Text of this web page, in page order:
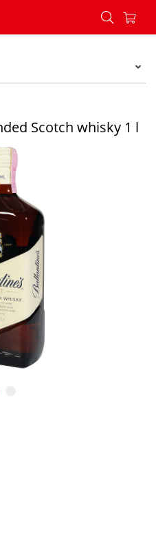
Scotch whisky 1 l - Konzum
Scotch whisky 1 l